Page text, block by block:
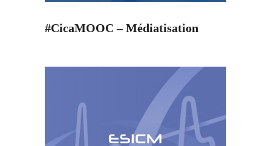
#CicaMOOC – Médiatisation